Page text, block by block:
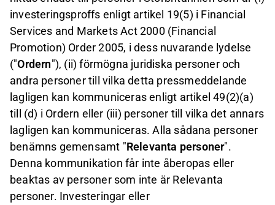
investeringsproffs enligt artikel 19(5) i Financial
Services and Markets Act 2000 (Financial
Promotion) Order 2005, i dess nuvarande lydelse
("Ordern"), (ii) förmögna juridiska personer och
andra personer till vilka detta pressmeddelande
lagligen kan kommuniceras enligt artikel 49(2)(a)
till (d) i Ordern eller (iii) personer till vilka det annars
lagligen kan kommuniceras. Alla sådana personer
benämns gemensamt "Relevanta personer".
Denna kommunikation får inte åberopas eller
beaktas av personer som inte är Relevanta
personer. Investeringar eller